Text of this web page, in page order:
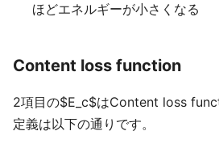
ほどエネルギーが小さくなる
Content loss function
2項目の$E_c$はContent loss
定義は以下の通りです。